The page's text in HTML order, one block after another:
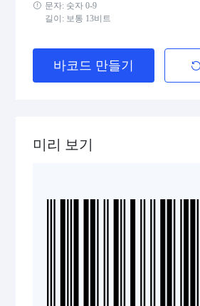
USPS PLANET
USPS POSTNET
문자: 숫자 0-9
길이: 보통 13비트
바코드 만들기
미리 보기